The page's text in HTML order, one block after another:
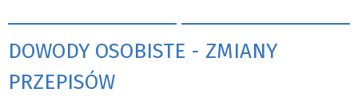
DOWODY OSOBISTE - ZMIANY
PRZEPISÓW